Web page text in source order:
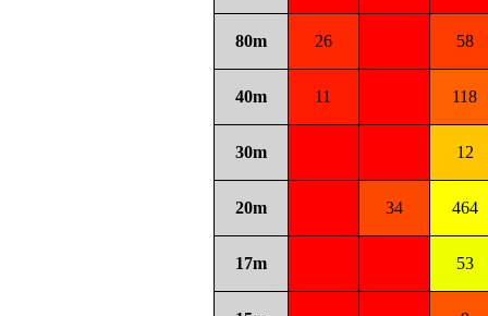
80m 26 58
40m 11 118
30m 12
20m 34 464
17m 53